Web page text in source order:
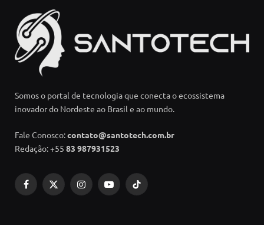
Somos o portal de tecnologia que conecta o ecossistema
inovador do Nordeste ao Brasil e ao mundo.
Fale Conosco:contato@santotech.com.br
Redação: +55 83 987931523
Facebook
X
InstagramYouTubeTikTok